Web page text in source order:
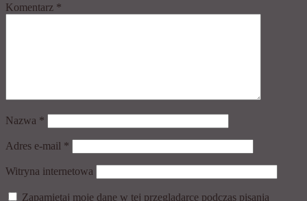
Komentarz *
Nazwa *
Adres e-mail *
Witryna internetowa
Zapamiętaj moje dane w tej przeglądarce podczas pisania